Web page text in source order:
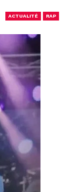
ACTUALITÉ RAP